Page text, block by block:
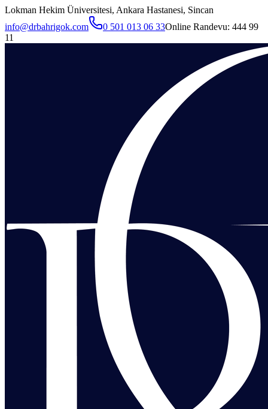
Lokman Hekim Üniversitesi, Ankara Hastanesi, Sincan
info@drbahrigok.com
0 501 013 06 33Online Randevu: 444 99
11